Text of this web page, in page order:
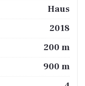
Haus
2018
200 m
900 m